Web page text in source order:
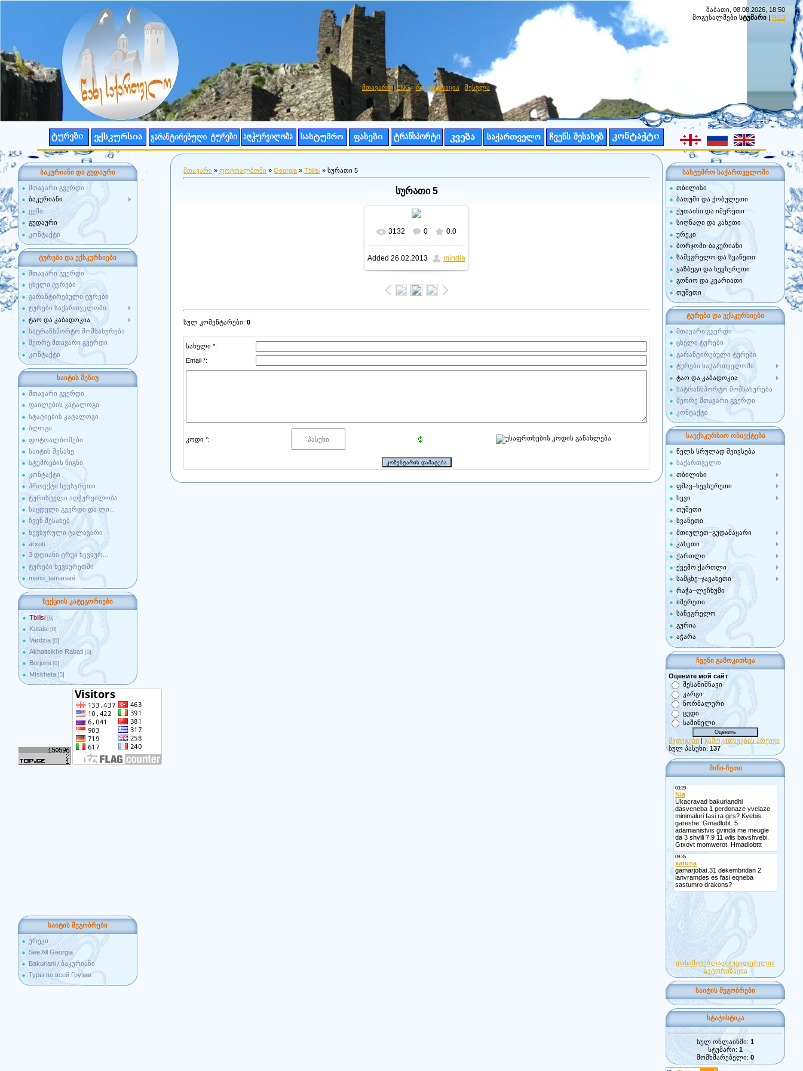
მთავარი|ENG|რეგისტრაცია | შესვლა
შაბათი, 08.08.2026, 18:50
მოგესალმები სტუმარი | RSS
ბაკურიანი და გუდაური
მთავარი გვერდი
ბაკურიანი
ცემი
გუდაური
კონტაქტი
ტურები და ექსკურსიები
მთავარი გვერდი
ცხელი ტურები
გარანტირებული ტურები
ტურები საქართველოში
ტაო და კაბადოკია
სატრანსპორტო მომსახურება
მეორე მთავარი გვერდი
კონტაქტი
საიტის მენიუ
მთავარი გვერდი
ფაილების კატალოგი
სტატიების კატალოგი
ბლოგი
ფოტოალბომები
საიტის შესახე
სტუმრების წიგნი
კონტაქტი
პროექტი ხევსურეთი
ტურისტული აღჭურვილობა
საცდელი გვერდი და ლი...
ჩვენ შესახებ
ხევსურული ტალავარი
arxoti
3 დღიანი ტრუი ხევსურ...
ტურები ხევსურეთში
menu_tamariani
სექციის კატეგორიები
Tbilisi [6]
Kutaisi [0]
Vardzia [0]
Akhaltsikhe Rabati [0]
Borjomi [0]
Mtskheta [5]
საიტის მეგობრები
ურეკი
See All Georgia
Bakuriani / ბაკურიანი
Туры по всей Грузии
მთავარი » ფოტოალბომი » Georgia » Tbilisi » სურათი 5
სურათი 5
In real size 914x1127
142.0Kb
3132 0 0.0
Added 26.02.2013 mindia
სულ კომენტარები: 0
სახელი *:
Email *:
კოდი *:
სასტუმრო საქართველოში
თბილისი
ბათუმი და ქობულეთი
ქუთაისი და იმერეთი
სიღნაღი და კახეთი
ურეკი
ბორჯომი-ბაკურიანი
სამეგრელო და სვანეთი
ყაზბეგი და ხევსურეთი
გონიო და კვარიათი
თუშეთი
ტურები და ექსკურსიები
მთავარი გვერდი
ცხელი ტურები
გარანტირებული ტურები
ტურები საქართველოში
ტაო და კაბადოკია
სატრანსპორტო მომსახურება
მეორე მთავარი გვერდი
კონტაქტი
საექსკურსიო ობიექტები
წელს სრულად შეივსება
საქართველო
თბილისი
ფშავ–ხევსურეთი
ხევი
თუშეთი
სვანეთი
მთიულეთ–გუდამაყარი
კახეთი
ქართლი
ქვემო ქართლი
სამცხე–ჯავახეთი
რაჭა–ლეჩხუმი
იმერეთი
სანეგრელო
გურია
აჭარა
ჩვენი გამოკითხვა
Оцените мой сайт
შესანიშნავი
კარგი
ნორმალური
ცუდი
საშინელი
შედეგები | გამოკითხვების არქივი
სულ პასუხი: 137
მინი-ჩეთი
დასამატებლად აუცილებელია
ავტორიზაცია
საიტის მეგობრები
სტატისტიკა
სულ ონლაინში: 1
სტუმარი: 1
მომხმარებელი: 0